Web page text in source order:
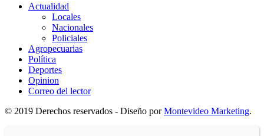
Actualidad
Locales
Nacionales
Policiales
Agropecuarias
Política
Deportes
Opinion
Correo del lector
© 2019 Derechos reservados - Diseño porMontevideo Marketing.